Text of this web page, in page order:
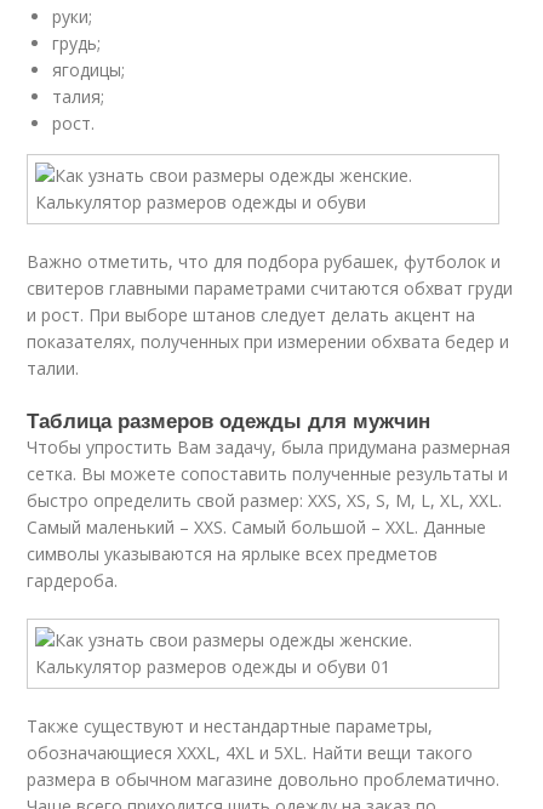
руки;
грудь;
ягодицы;
талия;
рост.
Важно отметить, что для подбора рубашек, футболок и
свитеров главными параметрами считаются обхват груди
и рост. При выборе штанов следует делать акцент на
показателях, полученных при измерении обхвата бедер и
талии.
Таблица размеров одежды для мужчин
Чтобы упростить Вам задачу, была придумана размерная
сетка. Вы можете сопоставить полученные результаты и
быстро определить свой размер: XXS, XS, S, M, L, XL, XXL.
Самый маленький – XXS. Самый большой – XXL. Данные
символы указываются на ярлыке всех предметов
гардероба.
Также существуют и нестандартные параметры,
обозначающиеся XXXL, 4XL и 5XL. Найти вещи такого
размера в обычном магазине довольно проблематично.